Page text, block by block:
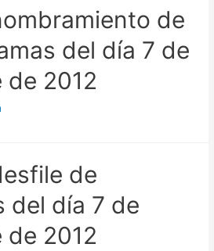
de
del día 7 de
de 2012
de
del día 7 de
de 2012